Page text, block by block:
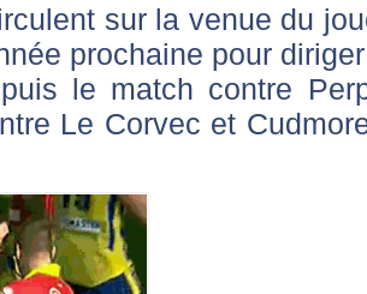
sur la venue du
prochaine pour
le match contre
Le Corvec et